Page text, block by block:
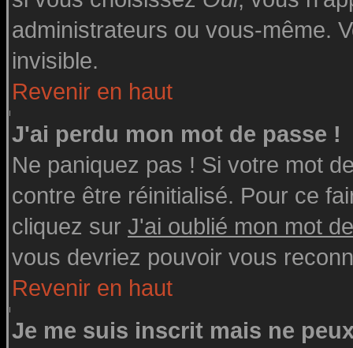
administrateurs ou vous-même.
invisible.
Revenir en haut
J'ai perdu mon mot de passe !
Ne paniquez pas ! Si votre mot
contre être réinitialisé. Pour ce
cliquez sur J'ai oublié mon mot
vous devriez pouvoir vous
Revenir en haut
Je me suis inscrit mais ne